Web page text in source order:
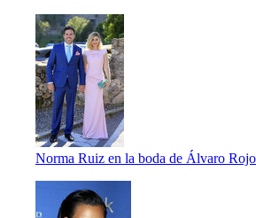
Norma Ruiz en la boda de Álvaro